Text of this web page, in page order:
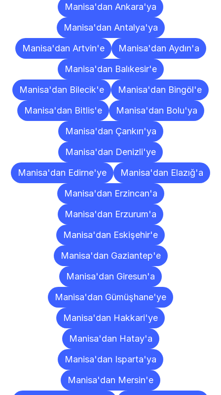
Manisa'dan Ankara'ya
Manisa'dan Antalya'ya
Manisa'dan Artvin'e
Manisa'dan Aydın'a
Manisa'dan Balıkesir'e
Manisa'dan Bilecik'e
Manisa'dan Bingöl'e
Manisa'dan Bitlis'e
Manisa'dan Bolu'ya
Manisa'dan Çankırı'ya
Manisa'dan Denizli'ye
Manisa'dan Edirne'ye
Manisa'dan Elazığ'a
Manisa'dan Erzincan'a
Manisa'dan Erzurum'a
Manisa'dan Eskişehir'e
Manisa'dan Gaziantep'e
Manisa'dan Giresun'a
Manisa'dan Gümüşhane'ye
Manisa'dan Hakkari'ye
Manisa'dan Hatay'a
Manisa'dan Isparta'ya
Manisa'dan Mersin'e